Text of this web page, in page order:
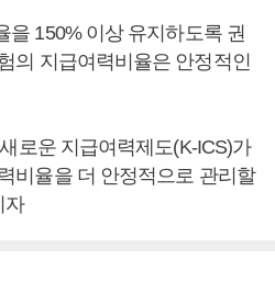
을 150% 이상 유지하도록 권
의 지급여력비율은 안정적인
로운 지급여력제도(K-ICS)가
비율을 더 안정적으로 관리할
자